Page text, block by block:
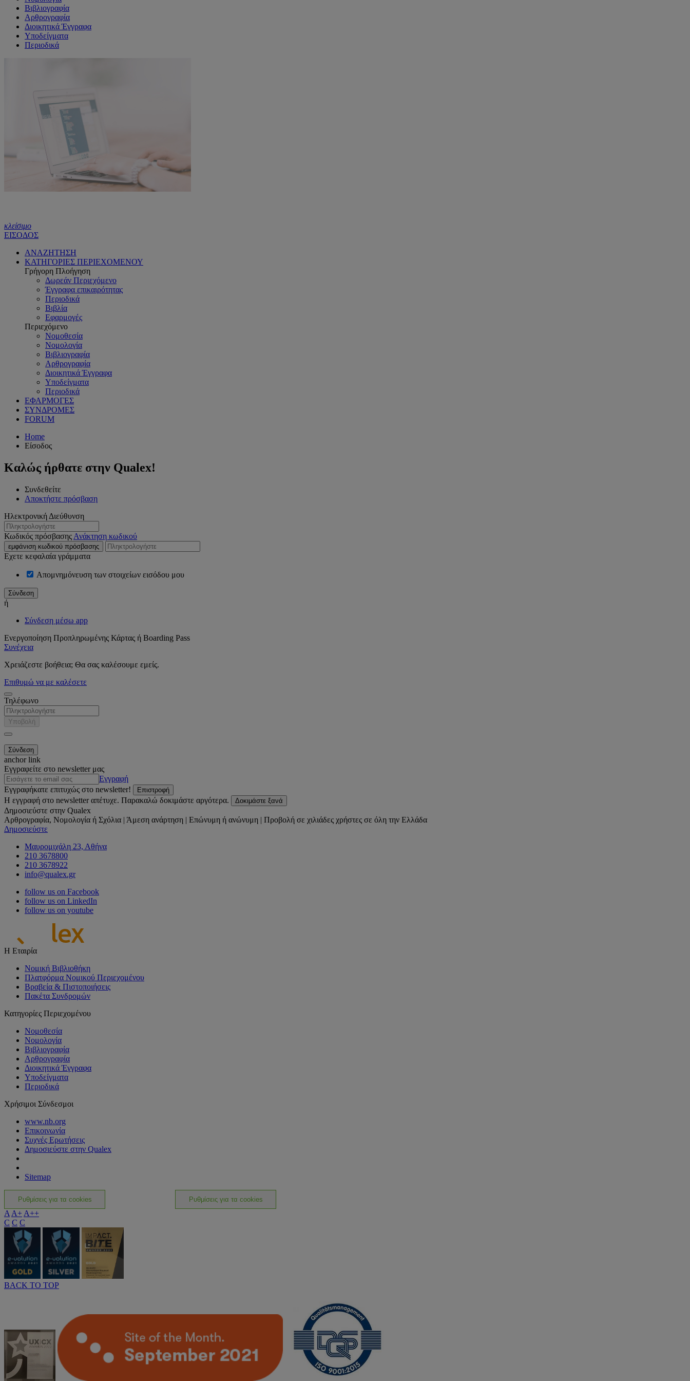
Βιβλιογραφία
Αρθρογραφία
Διοικητικά Έγγραφα
Υποδείγματα
Περιοδικά
κλείσιμο
ΕΙΣΟΔΟΣ
ΑΝΑΖΗΤΗΣΗ
ΚΑΤΗΓΟΡΙΕΣ ΠΕΡΙΕΧΟΜΕΝΟΥ
Γρήγορη Πλοήγηση
Δωρεάν Περιεχόμενο
Έγγραφα επικαιρότητας
Περιοδικά
Βιβλία
Εφαρμογές
Περιεχόμενο
Νομοθεσία
Νομολογία
Βιβλιογραφία
Αρθρογραφία
Διοικητικά Έγγραφα
Υποδείγματα
Περιοδικά
ΕΦΑΡΜΟΓΕΣ
ΣΥΝΔΡΟΜΕΣ
FORUM
Home
Είσοδος
Καλώς ήρθατε στην Qualex!
Συνδεθείτε
Αποκτήστε πρόσβαση
Ηλεκτρονική Διεύθυνση
Κωδικός πρόσβασης Ανάκτηση κωδικού
εμφάνιση κωδικού πρόσβασης
Εχετε κεφαλαία γράμματα
Απομνημόνευση των στοιχείων εισόδου μου
ή
Σύνδεση μέσω app
Ενεργοποίηση Προπληρωμένης Κάρτας ή Boarding Pass
Συνέχεια
Χρειάζεστε βοήθεια; Θα σας καλέσουμε εμείς.
Επιθυμώ να με καλέσετε
Τηλέφωνο
Υποβολή
anchor link
Εγγραφείτε στο newsletter μας
Εγγραφή
Εγγραφήκατε επιτυχώς στο newsletter!
Επιστροφή
Η εγγραφή στο newsletter απέτυχε. Παρακαλώ δοκιμάστε αργότερα. Δοκιμάστε ξανά
Δημοσιεύστε στην Qualex
Αρθρογραφία, Νομολογία ή Σχόλια | Άμεση ανάρτηση | Επώνυμη ή ανώνυμη | Προβολή σε χιλιάδες χρήστες σε όλη την Ελλάδα
Δημοσιεύστε
Μαυρομιχάλη 23, Αθήνα
210 3678800
210 3678922
info@qualex.gr
follow us on Facebook
follow us on LinkedIn
follow us on youtube
Η Εταιρία
Νομική Βιβλιοθήκη
Πλατφόρμα Νομικού Περιεχομένου
Βραβεία & Πιστοποιήσεις
Πακέτα Συνδρομών
Κατηγορίες Περιεχομένου
Νομοθεσία
Νομολογία
Βιβλιογραφία
Αρθρογραφία
Διοικητικά Έγγραφα
Υποδείγματα
Περιοδικά
Χρήσιμοι Σύνδεσμοι
www.nb.org
Επικοινωνία
Συχνές Ερωτήσεις
Δημοσιεύστε στην Qualex
Sitemap
Ρυθμίσεις για τα cookies Ρυθμίσεις για τα cookies
A A+ A++
C C C
BACK TO TOP